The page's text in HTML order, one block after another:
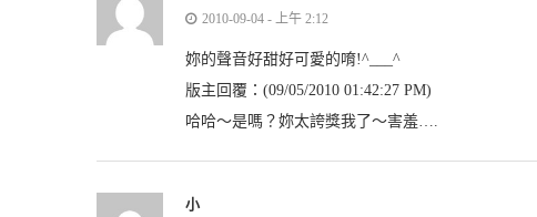
2010-09-04 - 上午 2:12
妳的聲音好甜好可愛的唷!^___^
版主回覆：(09/05/2010 01:42:27 PM)
哈哈～是嗎？妳太誇獎我了～害羞….
小